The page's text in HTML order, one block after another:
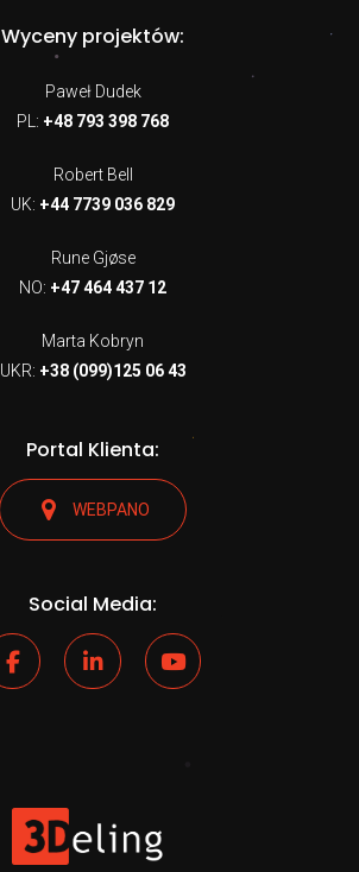
Wyceny projektów:
Paweł Dudek
PL: +48 793 398 768
Robert Bell
UK: +44 7739 036 829
Rune Gjøse
NO: +47 464 437 12
Marta Kobryn
UKR: +38 (099)125 06 43
Portal Klienta:
WEBPANO
Social Media: